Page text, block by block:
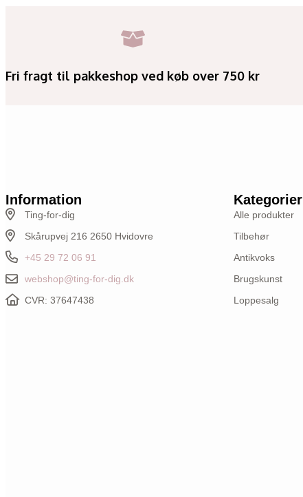
Fri fragt til pakkeshop ved køb over 750 kr
Information
Ting-for-dig
Skårupvej 216 2650 Hvidovre
+45 29 72 06 91
webshop@ting-for-dig.dk
CVR: 37647438
Kategorier
Alle produkter
Tilbehør
Antikvoks
Brugskunst
Loppesalg